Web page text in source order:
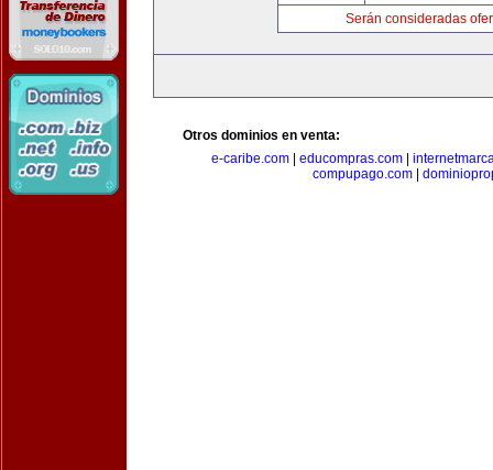
Serán consideradas
Otros dominios en venta:
e-caribe.com| educompras.com|
compupago.com|